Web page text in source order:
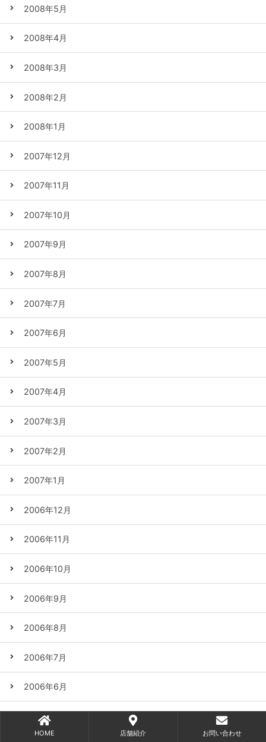
2008年5月
2008年4月
2008年3月
2008年2月
2008年1月
2007年12月
2007年11月
2007年10月
2007年9月
2007年8月
2007年7月
2007年6月
2007年5月
2007年4月
2007年3月
2007年2月
2007年1月
2006年12月
2006年11月
2006年10月
2006年9月
2006年8月
2006年7月
2006年6月
2006年5月
HOME 店舗紹介 お問い合わせ